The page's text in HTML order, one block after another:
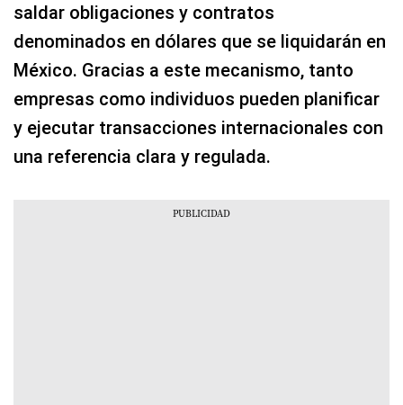
saldar obligaciones y contratos
denominados en dólares que se liquidarán en
México. Gracias a este mecanismo, tanto
empresas como individuos pueden planificar
y ejecutar transacciones internacionales con
una referencia clara y regulada.